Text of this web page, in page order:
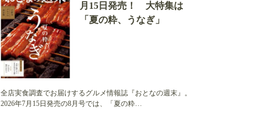
月15日発売！ 大特集は
「夏の粋、うなぎ」
全店実食調査でお届けするグルメ情報誌『おとなの週末』。
2026年7月15日発売の8月号では、「夏の粋…